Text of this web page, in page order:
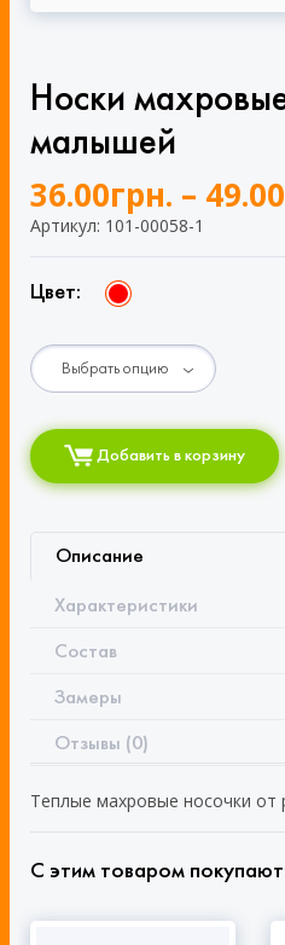
Носки
малышей
36.00грн. – 49.00
Артикул: 101-00058-1
Цвет:
Добавить в корзину
Описание
Характеристики
Состав
Замеры
Отзывы (0)
Теплые махровые носочки от
С этим товаром